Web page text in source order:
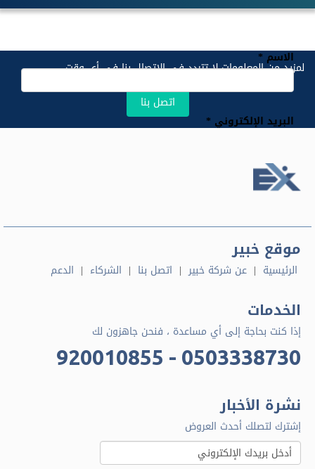
الاسم
البريد الإلكتروني
رقم الهاتف
مقدمة قصيرة
السيرة الذاتية
لمزيد من المعلومات لا تتردد في الاتصال بنا في أي وقت ...
اتصل بنا
موقع خبير
الرئيسية عن شركة خبير اتصل بنا الشركاء الدعم
الخدمات
إذا كنت بحاجة إلى أي مساعدة ، فنحن جاهزون لك
920010855 - 0503338730
نشرة الأخبار
إشترك لتصلك أحدث العروض